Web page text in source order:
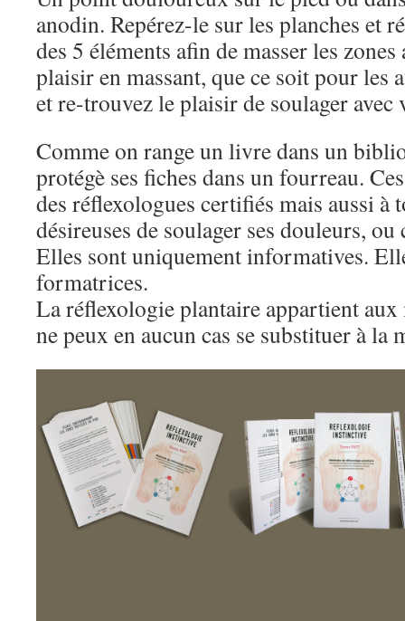
anodin. Repérez-le sur les planches et
des 5 éléments afin de masser les
plaisir en massant, que ce soit pour les
et re-trouvez le plaisir de soulager avec
Comme on range un livre dans un
protégè ses fiches dans un fourreau.
des réflexologues certifiés mais aussi à
désireuses de soulager ses douleurs, ou
Elles sont uniquement informatives.
formatrices.
La réflexologie plantaire appartient aux
ne peux en aucun cas se substituer à la